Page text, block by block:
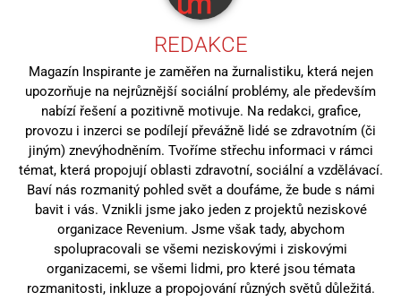
REDAKCE
Magazín Inspirante je zaměřen na žurnalistiku, která nejen
upozorňuje na nejrůznější sociální problémy, ale především
nabízí řešení a pozitivně motivuje. Na redakci, grafice,
provozu i inzerci se podílejí převážně lidé se zdravotním (či
jiným) znevýhodněním. Tvoříme střechu informaci v rámci
témat, která propojují oblasti zdravotní, sociální a vzdělávací.
Baví nás rozmanitý pohled svět a doufáme, že bude s námi
bavit i vás. Vznikli jsme jako jeden z projektů neziskové
organizace Revenium. Jsme však tady, abychom
spolupracovali se všemi neziskovými i ziskovými
organizacemi, se všemi lidmi, pro které jsou témata
rozmanitosti, inkluze a propojování různých světů důležitá.